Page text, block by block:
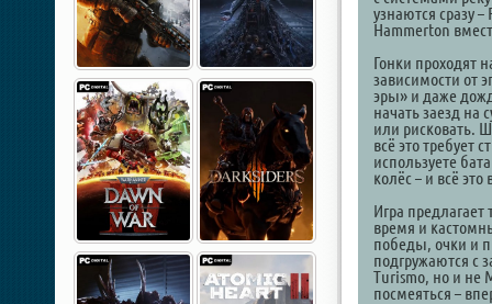
узнаются сразу
Hammerton
Гонки проходят
зависимости от
эры» и даже
начать заезд на
или рисковать.
всё это требует
используете
колёс – и всё
Игра
время и
победы, очки и
подгружаются с
Turismo, но и не
посмеяться –